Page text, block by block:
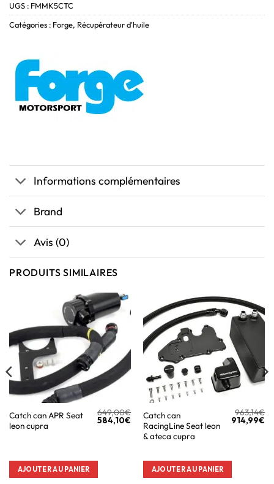
UGS : FMMK5CTC
Catégories : Forge, Récupérateur d'huile
Informations complémentaires
Brand
Avis (0)
PRODUITS SIMILAIRES
Catch can APR Seat
leon cupra
649,00€
584,10€
AJOUTER AU PANIER
Catch can
RacingLine Seat leon
& ateca cupra
963,14€
914,99€
AJOUTER AU PANIER